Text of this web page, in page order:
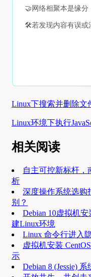
🤝 网络相聚本是缘分
🛠️若发现内容有误或
Linux下搜索并删除文
Linux环境下执行
相关阅读
自主可控新标杆，
析
深度操作系统选购
别？
Debian 10虚拟机
建Linux环境
Linux 命令行进入
虚拟机安装
示
Debian 8 (Jessie)